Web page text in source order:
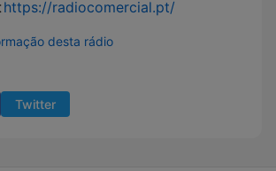
https://radiocomercial.pt/
desta rádio
Twitter